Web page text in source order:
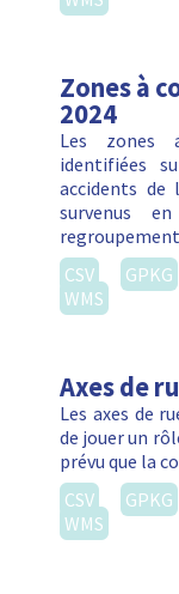
Zones à
2024
Les zones
identifiées
accidents
survenus
CSV
GPKG
WMS
Axes de
Les axes de
de jouer un
prévu que la
CSV
GPKG
WMS